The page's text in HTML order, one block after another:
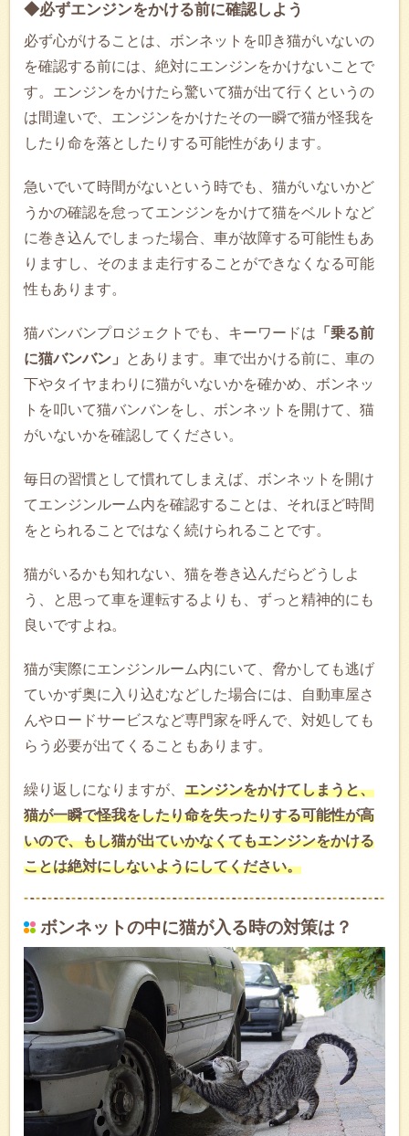
◆必ずエンジンをかける前に確認しよう
必ず心がけることは、ボンネットを叩き猫がいないの
を確認する前には、絶対にエンジンをかけないことで
す。エンジンをかけたら驚いて猫が出て行くというの
は間違いで、エンジンをかけたその一瞬で猫が怪我を
したり命を落としたりする可能性があります。
急いでいて時間がないという時でも、猫がいないかど
うかの確認を怠ってエンジンをかけて猫をベルトなど
に巻き込んでしまった場合、車が故障する可能性もあ
りますし、そのまま走行することができなくなる可能
性もあります。
猫バンバンプロジェクトでも、キーワードは 「乗る前
に猫バンバン」
とあります。車で出かける前に、車の
下やタイヤまわりに猫がいないかを確かめ、ボンネッ
トを叩いて猫バンバンをし、ボンネットを開けて、猫
がいないかを確認してください。
毎日の習慣として慣れてしまえば、ボンネットを開け
てエンジンルーム内を確認することは、それほど時間
をとられることではなく続けられることです。
猫がいるかも知れない、猫を巻き込んだらどうしよ
う、と思って車を運転するよりも、ずっと精神的にも
良いですよね。
猫が実際にエンジンルーム内にいて、脅かしても逃げ
ていかず奥に入り込むなどした場合には、自動車屋さ
んやロードサービスなど専門家を呼んで、対処しても
らう必要が出てくることもあります。
繰り返しになりますが、 エンジンをかけてしまうと、
猫が一瞬で怪我をしたり命を失ったりする可能性が高
いので、もし猫が出ていかなくてもエンジンをかける
ことは絶対にしないようにしてください。
ボンネットの中に猫が入る時の対策は？